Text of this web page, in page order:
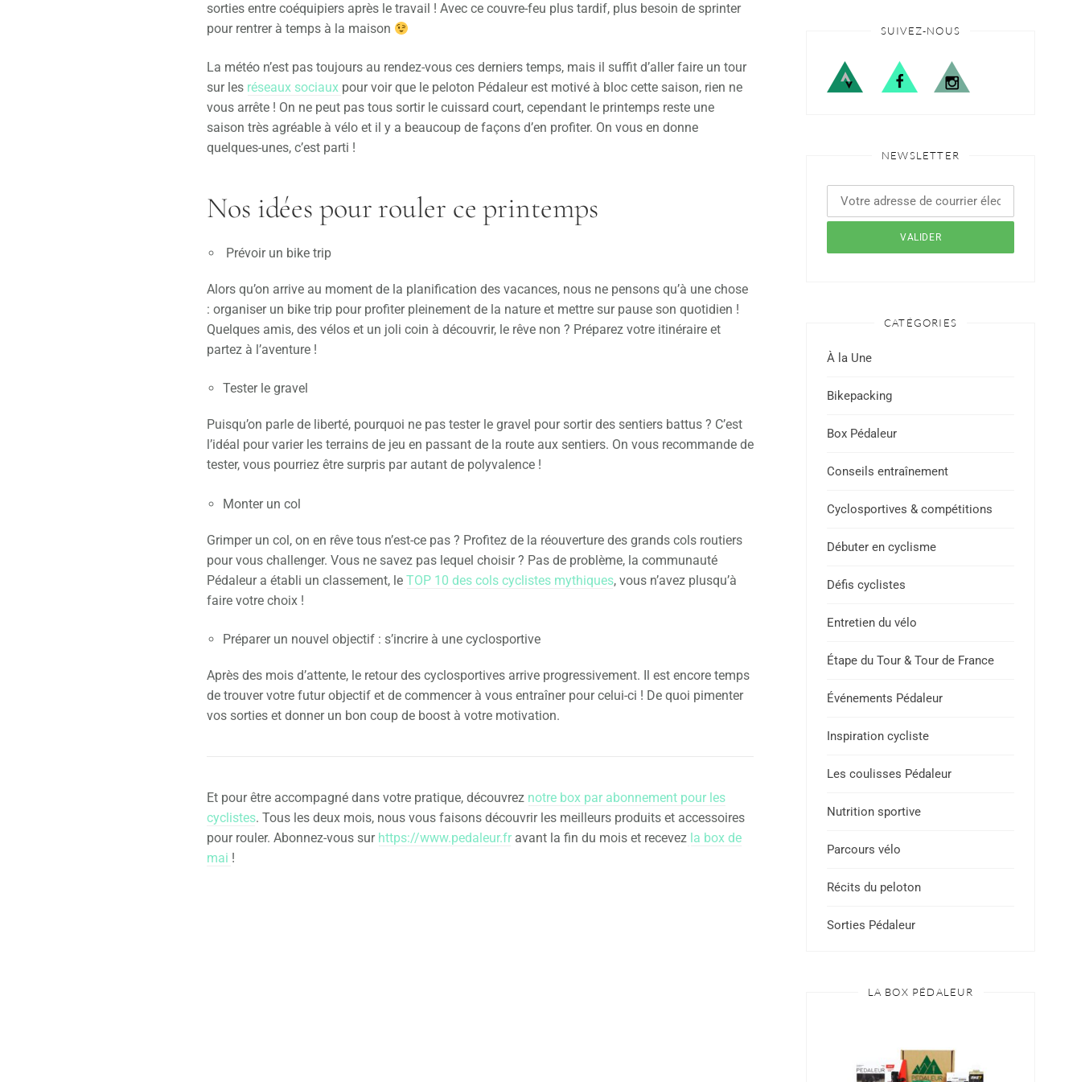
sorties entre coéquipiers après le travail ! Avec ce couvre-feu plus tardif, plus besoin de sprinter
pour rentrer à temps à la maison
La météo n’est pas toujours au rendez-vous ces derniers temps, mais il suffit d’aller faire un tour
sur les réseaux sociaux pour voir que le peloton Pédaleur est motivé à bloc cette saison, rien ne
vous arrête ! On ne peut pas tous sortir le cuissard court, cependant le printemps reste une
saison très agréable à vélo et il y a beaucoup de façons d’en profiter. On vous en donne
quelques-unes, c’est parti !
Nos idées pour rouler ce printemps
Prévoir un bike trip
Alors qu’on arrive au moment de la planification des vacances, nous ne pensons qu’à une chose
: organiser un bike trip pour profiter pleinement de la nature et mettre sur pause son quotidien !
Quelques amis, des vélos et un joli coin à découvrir, le rêve non ? Préparez votre itinéraire et
partez à l’aventure !
Tester le gravel
Puisqu’on parle de liberté, pourquoi ne pas tester le gravel pour sortir des sentiers battus ? C’est
l’idéal pour varier les terrains de jeu en passant de la route aux sentiers. On vous recommande de
tester, vous pourriez être surpris par autant de polyvalence !
Monter un col
Grimper un col, on en rêve tous n’est-ce pas ? Profitez de la réouverture des grands cols routiers
pour vous challenger. Vous ne savez pas lequel choisir ? Pas de problème, la communauté
Pédaleur a établi un classement, le TOP 10 des cols cyclistes mythiques, vous n’avez plusqu’à
faire votre choix !
Préparer un nouvel objectif : s’incrire à une cyclosportive
Après des mois d’attente, le retour des cyclosportives arrive progressivement. Il est encore temps
de trouver votre futur objectif et de commencer à vous entraîner pour celui-ci ! De quoi pimenter
vos sorties et donner un bon coup de boost à votre motivation.
Et pour être accompagné dans votre pratique, découvrez notre box par abonnement pour les
cyclistes. Tous les deux mois, nous vous faisons découvrir les meilleurs produits et accessoires
pour rouler. Abonnez-vous sur https://www.pedaleur.fr avant la fin du mois et recevez la box de
mai !
SUIVEZ-NOUS
NEWSLETTER
CATÉGORIES
À la Une
Bikepacking
Box Pédaleur
Conseils entraînement
Cyclosportives & compétitions
Débuter en cyclisme
Défis cyclistes
Entretien du vélo
Étape du Tour & Tour de France
Événements Pédaleur
Inspiration cycliste
Les coulisses Pédaleur
Nutrition sportive
Parcours vélo
Récits du peloton
Sorties Pédaleur
LA BOX PÉDALEUR